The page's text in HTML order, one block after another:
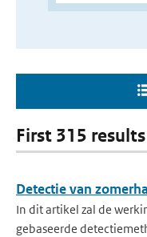
First 315
Detectie van
In dit artikel zal de
gebaseerde